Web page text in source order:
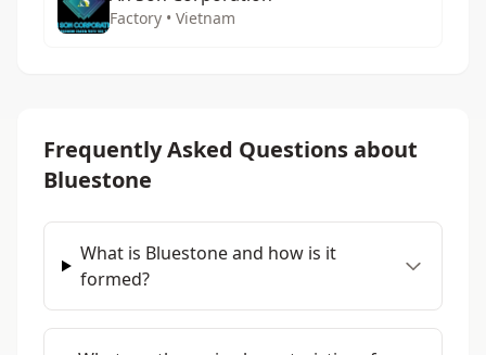
Factory • Vietnam
Frequently Asked Questions about
Bluestone
What is Bluestone and how is it
formed?